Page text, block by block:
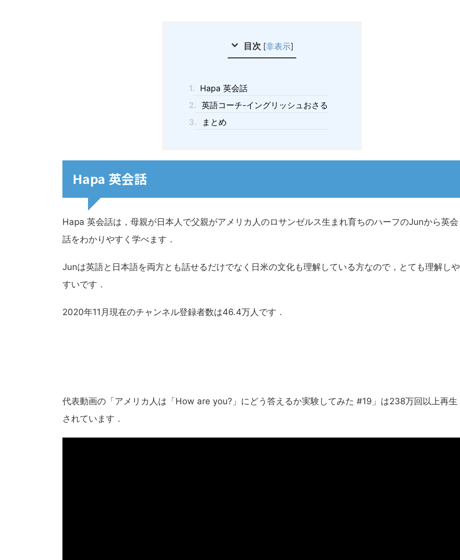
目次 [非表示]
1. Hapa 英会話
2. 英語コーチ-イングリッシュおさる
3.
まとめ
Hapa 英会話
Hapa 英会話は，母親が日本人で父親がアメリカ人のロサンゼルス生まれ育ちのハーフのJunから英会
話をわかりやすく学べます．
Junは英語と日本語を両方とも話せるだけでなく日米の文化も理解している方なので，とても理解しや
すいです．
2020年11月現在のチャンネル登録者数は46.4万人です．
代表動画の「アメリカ人は「How are you?」にどう答えるか実験してみた #19」は238万回以上再生
されています．